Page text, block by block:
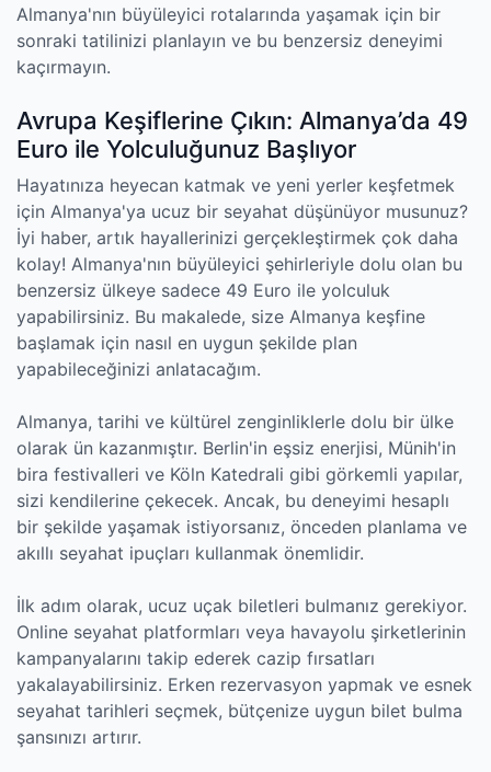
Almanya'nın büyüleyici rotalarında yaşamak için bir
sonraki tatilinizi planlayın ve bu benzersiz deneyimi
kaçırmayın.
Avrupa Keşiflerine Çıkın: Almanya’da 49
Euro ile Yolculuğunuz Başlıyor
Hayatınıza heyecan katmak ve yeni yerler keşfetmek
için Almanya'ya ucuz bir seyahat düşünüyor musunuz?
İyi haber, artık hayallerinizi gerçekleştirmek çok daha
kolay! Almanya'nın büyüleyici şehirleriyle dolu olan bu
benzersiz ülkeye sadece 49 Euro ile yolculuk
yapabilirsiniz. Bu makalede, size Almanya keşfine
başlamak için nasıl en uygun şekilde plan
yapabileceğinizi anlatacağım.
Almanya, tarihi ve kültürel zenginliklerle dolu bir ülke
olarak ün kazanmıştır. Berlin'in eşsiz enerjisi, Münih'in
bira festivalleri ve Köln Katedrali gibi görkemli yapılar,
sizi kendilerine çekecek. Ancak, bu deneyimi hesaplı
bir şekilde yaşamak istiyorsanız, önceden planlama ve
akıllı seyahat ipuçları kullanmak önemlidir.
İlk adım olarak, ucuz uçak biletleri bulmanız gerekiyor.
Online seyahat platformları veya havayolu şirketlerinin
kampanyalarını takip ederek cazip fırsatları
yakalayabilirsiniz. Erken rezervasyon yapmak ve esnek
seyahat tarihleri seçmek, bütçenize uygun bilet bulma
şansınızı artırır.